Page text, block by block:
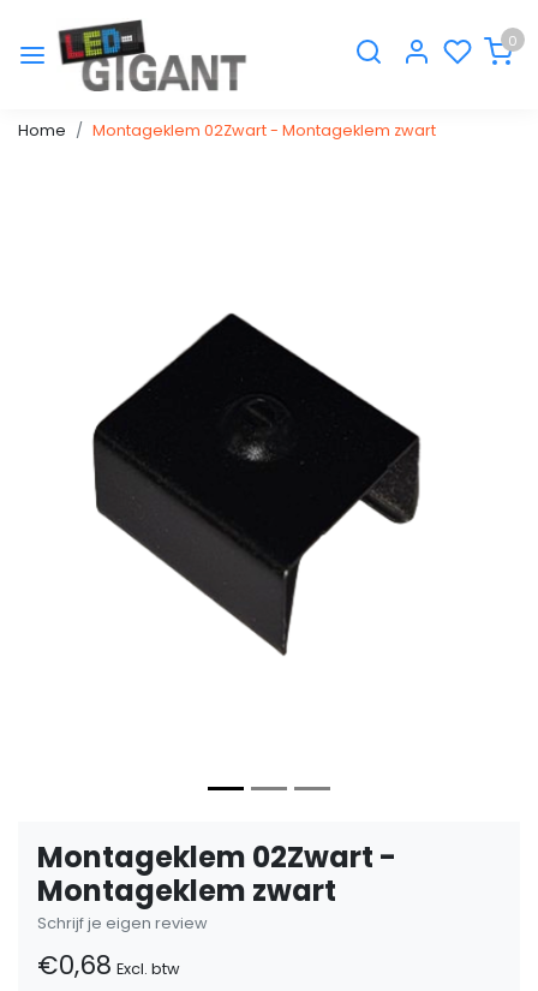
0
Home Montageklem 02Zwart - Montageklem zwart
Vorige
Montageklem 02Zwart -
Montageklem zwart
Schrijf je eigen review
€0,68 Excl. btw